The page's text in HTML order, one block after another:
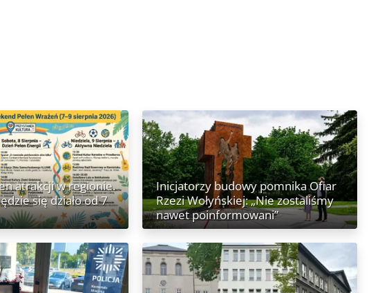
atrakcji w regionie.
się działo od 7
Inicjatorzy budowy pomnika Ofiar
Rzezi Wołyńskiej: „Nie zostaliśmy
nawet poinformowani”